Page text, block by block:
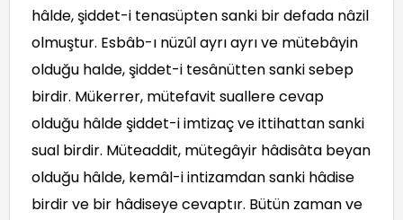
hâlde, şiddet-i tenasüpten sanki bir defada nâzil
olmuştur. Esbâb-ı nüzûl ayrı ayrı ve mütebâyin
olduğu halde, şiddet-i tesânütten sanki sebep
birdir. Mükerrer, mütefavit suallere cevap
olduğu hâlde şiddet-i imtizaç ve ittihattan sanki
sual birdir. Müteaddit, mütegâyir hâdisâta beyan
olduğu hâlde, kemâl-i intizamdan sanki hâdise
birdir ve bir hâdiseye cevaptır. Bütün zaman ve